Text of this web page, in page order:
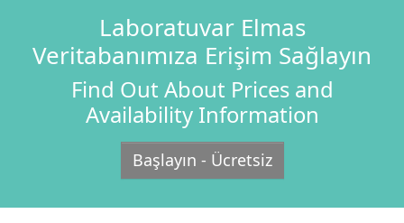
Laboratuvar Elmas
Veritabanımıza Erişim Sağlayın
Find Out About Prices and
Availability Information
Başlayın - Ücretsiz